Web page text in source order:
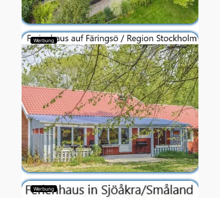
Werbung
Werbung